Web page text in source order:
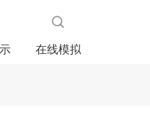
在线模拟